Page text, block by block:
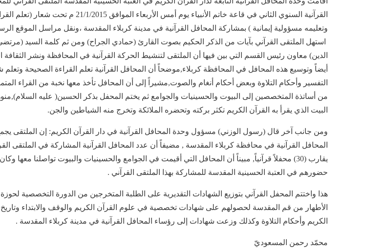
القرآنية السنوي الثاني في قاعة خاتم الأنبياء يوم أمس الأربعاء الموافق 21/1/2015 م تحت شعار
وتعليمه مسؤولية إيمانية ) بمشاركة المحافل القرآنية في مدينة كربلاء المقدسة ،ونقل مراسل الموقع
استهل الملتقى القرآني بآيات من الذكر الحكيم بصوت القارئ (حمادي الجراح) ومن ثم كلمة السيد
الدين) معاون رئيس القسم التي بين فيها أن الملتقى لتنشيط الحركة القرآنية في المحافظة ونشر الثقافة
أيضاً وتوسيع هذه المحافل في المحافظة كربلاء,موضحاً أن المحافل القرآنية تعلم القراءة الصحيحة وتعلم
التفسير وأحكام التلاوة وبعض أحكام أنغام والصوت,مشيراً إلى أن المحافل تأخذ معها نخبة من القراء
من أساتذة المتخصصين إلى البيوت والحسينيات والجوامع ثم يختم المحفل بذكر الحسين( عليه
البيت الذي يقرأ به القرآن الكريم تكثر بركته وتحضره الملائكة وتخرج منه الشياطين والجن.
ومن جانب آخر قال (رسول الوزني) مسؤول وحدة المحافل القرآنية في دار القرآن الكريم: إن الملتقى
المحافل القرآنية في محافظة كربلاء المقدسة , مضيفاً أن عدد المحافل القرآنية المشاركة في الملتقى
يقارب (30) محفلاً قرآنياً, مبيناً أن المحافل التي أقيمت في الجوامع والحسينيات والبيوت تواصلنا معها وكان
حضورهم في العتبة الحسينية المقدسة للمشاركة بهذا الملتقى القرآني .
هذا واختتم المحفل القرآني بتوزيع الشهادات التقديرية على الطلبة المتخرجين من الدورة التخصصية لحوزة
الأطهار من قم المقدسة لحصولهم على شهادات تخصصية في علوم القرآن الكريم والوقف والابتداء وتاريخ
الكريم وأحكام التلاوة وكذلك وزعت شهادات إلى رؤساء المحافل القرآنية في مدينة كربلاء المقدسة .
محمّد رحمن المسعوديّ